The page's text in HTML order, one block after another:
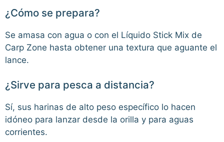
¿Cómo se prepara?
Se amasa con agua o con el Líquido Stick Mix de
Carp Zone hasta obtener una textura que aguante el
lance.
¿Sirve para pesca a distancia?
Sí, sus harinas de alto peso específico lo hacen
idóneo para lanzar desde la orilla y para aguas
corrientes.